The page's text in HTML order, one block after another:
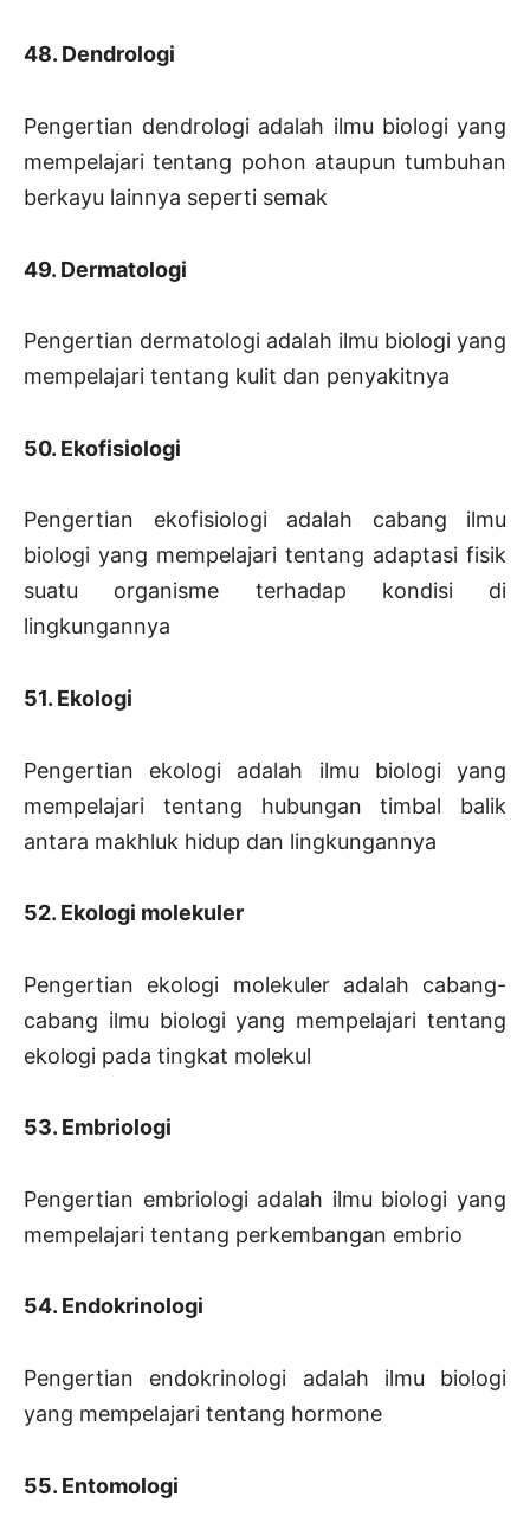
48. Dendrologi
Pengertian dendrologi adalah ilmu biologi yang
mempelajari tentang pohon ataupun tumbuhan
berkayu lainnya seperti semak
49. Dermatologi
Pengertian dermatologi adalah ilmu biologi yang
mempelajari tentang kulit dan penyakitnya
50. Ekofisiologi
Pengertian ekofisiologi adalah cabang ilmu
biologi yang mempelajari tentang adaptasi fisik
suatu organisme terhadap kondisi di
lingkungannya
51. Ekologi
Pengertian ekologi adalah ilmu biologi yang
mempelajari tentang hubungan timbal balik
antara makhluk hidup dan lingkungannya
52. Ekologi molekuler
Pengertian ekologi molekuler adalah cabang-
cabang ilmu biologi yang mempelajari tentang
ekologi pada tingkat molekul
53. Embriologi
Pengertian embriologi adalah ilmu biologi yang
mempelajari tentang perkembangan embrio
54. Endokrinologi
Pengertian endokrinologi adalah ilmu biologi
yang mempelajari tentang hormone
55. Entomologi